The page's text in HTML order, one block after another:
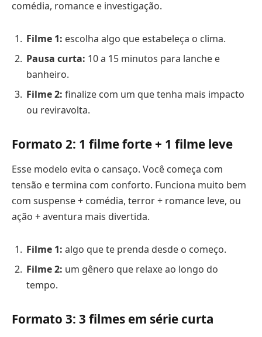
comédia, romance e investigação.
Filme 1: escolha algo que estabeleça o clima.
Pausa curta: 10 a 15 minutos para lanche e
banheiro.
Filme 2: finalize com um que tenha mais impacto
ou reviravolta.
Formato 2: 1 filme forte + 1 filme leve
Esse modelo evita o cansaço. Você começa com
tensão e termina com conforto. Funciona muito bem
com suspense + comédia, terror + romance leve, ou
ação + aventura mais divertida.
Filme 1: algo que te prenda desde o começo.
Filme 2: um gênero que relaxe ao longo do
tempo.
Formato 3: 3 filmes em série curta